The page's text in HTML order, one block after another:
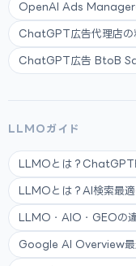
OpenAI Ads Manager
ChatGPT広告代理店
ChatGPT広告 BtoB
LLMOガイド
LLMOとは？ChatGPT
LLMOとは？AI検索最
LLMO・AIO・GEOの
Google AI Overview最